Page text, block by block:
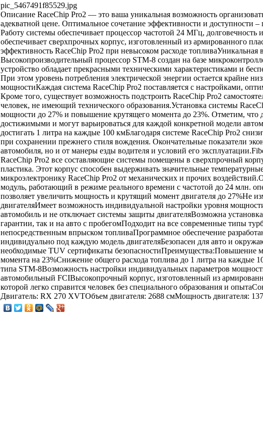
pic_5467491f85529.jpg
Описание RaceChip Pro2 — это ваша уникальная возможность
адекватной цене. Оптимальное сочетание эффективности и доступности
Работу системы обеспечивает процессор частотой 24 МГц, долговечность
обеспечивает сверхпрочных корпус, изготовленный из армированного
эффективность RaceChip Pro2 при невысоком расходе
Высокопроизводительный процессор STM-8 создан на базе
устройство обладает прекрасными техническими характеристиками и
При этом уровень потребления электрической энергии остается крайне
мощностиКаждая система RaceChip Pro2 поставляется с настройками,
Кроме того, существует возможность подстроить RaceChip Pro2
человек, не имеющий технического образования.Установка системы
мощности до 27% и повышение крутящего момента до 23%. Отметим, что
достижимыми и могут варьироваться для каждой конкретной модели
достигать 1 литра на каждые 100 кмБлагодаря системе RaceChip Pro2
при сохранении прежнего стиля вождения. Окончательные показатели
автомобиля, но и от манеры езды водителя и условий его
RaceChip Pro2 все составляющие системы помещены в сверхпрочный
пластика. Этот корпус способен выдерживать значительные
микроэлектронику RaceChip Pro2 от механических и прочих
модуль, работающий в режиме реального времени с частотой до 24 млн.
позволяет увеличить мощность и крутящий момент двигателя до 27%Не
двигателяИмеет возможность индивидуальной настройки уровня
автомобиль и не отключает системы защиты двигателяВозможна
гарантии, так и на авто с пробегомПодходит на все современные типы
непосредственным впрыском топливаПрограммное обеспечение
индивидуально под каждую модель двигателяБезопасен для авто и
необходимые TUV сертификаты безопасностиПреимущества:Повышение
момента на 23%Снижение общего расхода топлива до 1 литра на каждые
типа STM-8Возможность настройки индивидуальных параметров
автомобильный FCIВысокопрочный корпус, изготовленный из
которой легко справится человек без специального образования и
Двигатель: RX 270 XVTОбъем двигателя: 2688 смМощность двигателя: